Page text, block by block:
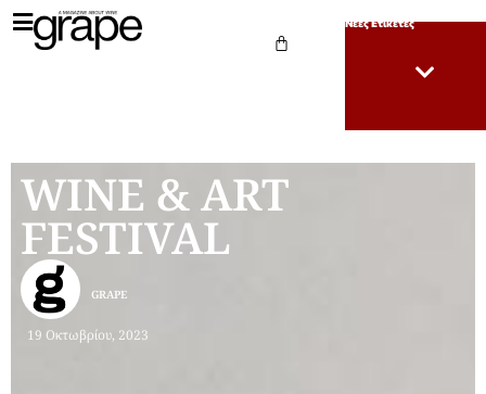
Νέες Ετικέτες
WINE & ART
FESTIVAL
19 Οκτωβρίου, 2023
GRAPE